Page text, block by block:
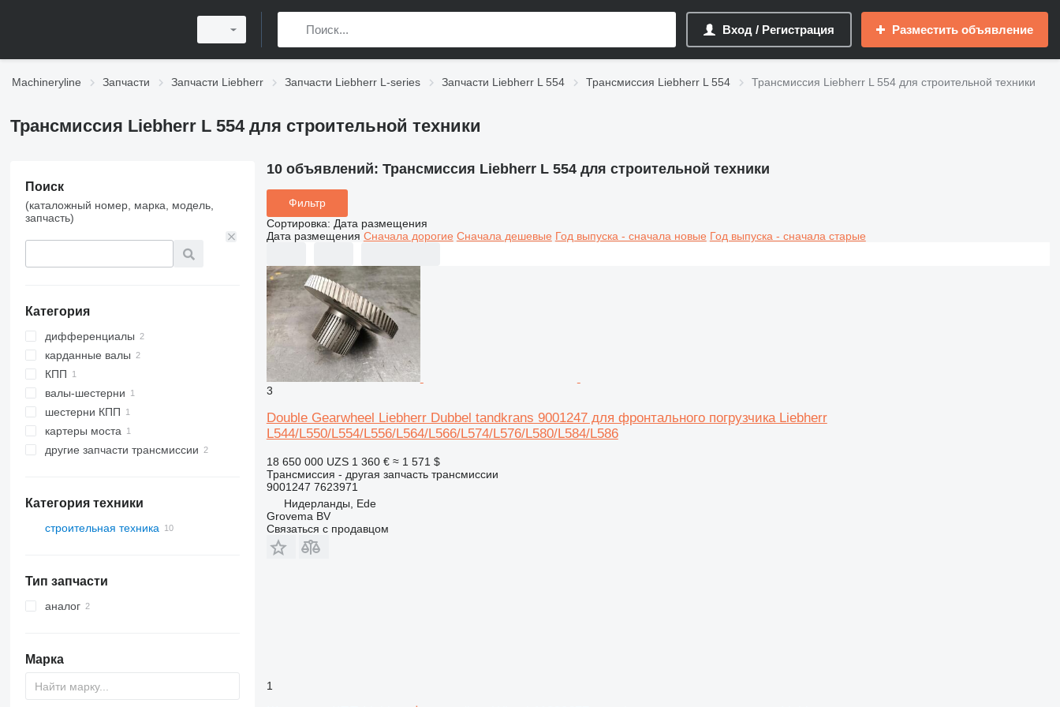
Вход / Регистрация Разместить объявление
Machineryline Запчасти Запчасти Liebherr Запчасти Liebherr L-series Запчасти Liebherr L 554 Трансмиссия Liebherr L 554 Трансмиссия Liebherr L 554 для строительной техники
Трансмиссия Liebherr L 554 для строительной техники
Поиск
(каталожный номер, марка, модель,
запчасть)
Категория
дифференциалы
карданные валы
КПП
валы-шестерни
шестерни КПП
картеры моста
другие запчасти трансмиссии
Категория техники
строительная техника
Тип запчасти
аналог
Марка
10 объявлений: Трансмиссия Liebherr L 554 для строительной техники
Фильтр
Сортировка: Дата размещения
Дата размещения Сначала дорогие Сначала дешевые Год выпуска - сначала новые Год выпуска - сначала старые
3
Double Gearwheel Liebherr Dubbel tandkrans 9001247 для фронтального погрузчика Liebherr
L544/L550/L554/L556/L564/L566/L574/L576/L580/L584/L586
18 650 000 UZS 1 360 € ≈ 1 571 $
Трансмиссия - другая запчасть трансмиссии
9001247 7623971
Нидерланды, Ede
Grovema BV
Связаться с продавцом
1